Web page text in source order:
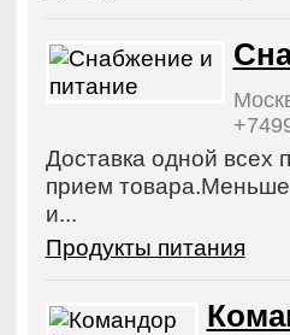
Доставка одной
прием
и...
Продукты питания